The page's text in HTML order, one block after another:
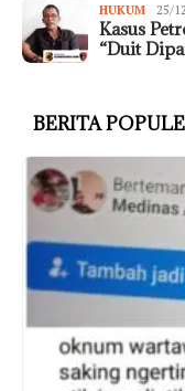
HUKUM 25/
Kasus
“Duit
BERITA